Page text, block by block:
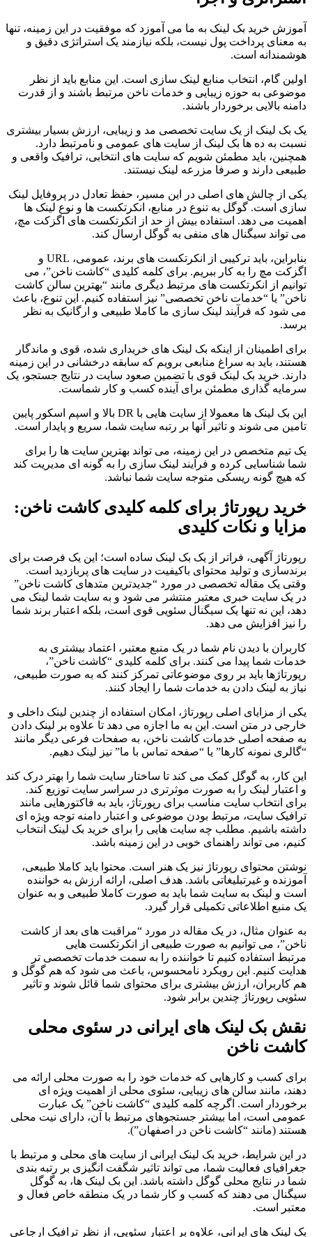
آموزش خرید بک لینک به ما می آموزد که موفقیت در این زمینه، تنها
به معنای پرداخت پول نیست، بلکه نیازمند یک استراتژی دقیق و
هوشمندانه است.
اولین گام، انتخاب منابع لینک سازی است. این منابع باید از نظر
موضوعی به حوزه زیبایی و خدمات ناخن مرتبط باشند و از قدرت
دامنه بالایی برخوردار باشند.
یک بک لینک از یک سایت تخصصی مد و زیبایی، ارزش بسیار بیشتری
نسبت به ده ها بک لینک از سایت های عمومی و نامرتبط دارد.
همچنین، باید مطمئن شویم که سایت های انتخابی، ترافیک واقعی و
طبیعی دارند و صرفا مزرعه لینک نیستند.
یکی از چالش های اصلی در این مسیر، حفظ تعادل در پروفایل لینک
سازی است. گوگل به تنوع در منابع، انکرتکست ها و نوع لینک ها
اهمیت می دهد. استفاده بیش از حد از انکرتکست های اگزکت مچ،
می تواند سیگنال های منفی به گوگل ارسال کند.
بنابراین، باید ترکیبی از انکرتکست های برند، عمومی، URL و
اگزکت مچ را به کار ببریم. برای کلمه کلیدی “کاشت ناخن”، می
توانیم از انکرتکست های مرتبط دیگری مانند “بهترین سالن کاشت
ناخن” یا “خدمات ناخن تخصصی” نیز استفاده کنیم. این تنوع، باعث
می شود که فرآیند لینک سازی ما کاملا طبیعی و ارگانیک به نظر
برسد.
برای اطمینان از اینکه بک لینک های خریداری شده، قوی و ماندگار
هستند، باید به سراغ منابعی برویم که سابقه درخشانی در این زمینه
دارند. خرید بک لینک قوی با تضمین صعود سایت در نتایج جستجو، یک
سرمایه گذاری مطمئن برای آینده کسب و کار شماست.
این بک لینک ها معمولا از سایت هایی با DR بالا و اسپم اسکور پایین
تامین می شوند و تاثیر آنها بر رتبه سایت شما، سریع و پایدار است.
یک تیم متخصص در این زمینه، می تواند بهترین سایت ها را برای
شما شناسایی کرده و فرآیند لینک سازی را به گونه ای مدیریت کند
که هیچ گونه ریسکی متوجه سایت شما نباشد.
خرید رپورتاژ برای کلمه کلیدی کاشت ناخن:
مزایا و نکات کلیدی
رپورتاژ آگهی، فراتر از یک بک لینک ساده است؛ این یک فرصت برای
برندسازی و تولید محتوای باکیفیت در سایت های پربازدید است.
وقتی یک مقاله تخصصی در مورد “جدیدترین متدهای کاشت ناخن”
در یک سایت خبری معتبر منتشر می شود و به سایت شما لینک می
دهد، این نه تنها یک سیگنال سئویی قوی است، بلکه اعتبار برند شما
را نیز افزایش می دهد.
کاربران با دیدن نام شما در یک منبع معتبر، اعتماد بیشتری به
خدمات شما پیدا می کنند. برای کلمه کلیدی “کاشت ناخن”،
رپورتاژها باید بر روی موضوعاتی تمرکز کنند که به صورت طبیعی،
نیاز به لینک دادن به خدمات شما را ایجاد کنند.
یکی از مزایای اصلی رپورتاژ، امکان استفاده از چندین لینک داخلی و
خارجی در متن است. این به ما اجازه می دهد تا علاوه بر لینک دادن
به صفحه اصلی خدمات کاشت ناخن، به صفحات فرعی دیگر مانند
“گالری نمونه کارها” یا “صفحه تماس با ما” نیز لینک دهیم.
این کار، به گوگل کمک می کند تا ساختار سایت شما را بهتر درک کند
و اعتبار لینک را به صورت موثرتری در سراسر سایت توزیع کند.
برای انتخاب سایت مناسب برای رپورتاژ، باید به فاکتورهایی مانند
ترافیک سایت، مرتبط بودن موضوعی و اعتبار دامنه توجه ویژه ای
داشته باشیم. مطلب چه سایت هایی را برای خرید بک لینک انتخاب
کنیم، می تواند راهنمای خوبی در این زمینه باشد.
نوشتن محتوای رپورتاژ نیز یک هنر است. محتوا باید کاملا طبیعی،
آموزنده و غیرتبلیغاتی باشد. هدف اصلی، ارائه ارزش به خواننده
است و لینک به سایت شما باید به صورت کاملا طبیعی و به عنوان
یک منبع اطلاعاتی تکمیلی قرار گیرد.
به عنوان مثال، در یک مقاله در مورد “مراقبت های بعد از کاشت
ناخن”، می توانیم به صورت طبیعی از انکرتکست هایی
مرتبط استفاده کنیم تا خواننده را به سمت خدمات تخصصی تر
هدایت کنیم. این رویکرد نامحسوس، باعث می شود که هم گوگل و
هم کاربران، ارزش بیشتری برای محتوای شما قائل شوند و تاثیر
سئویی رپورتاژ چندین برابر شود.
نقش بک لینک های ایرانی در سئوی محلی
کاشت ناخن
برای کسب و کارهایی که خدمات خود را به صورت محلی ارائه می
دهند، مانند سالن های زیبایی، سئوی محلی از اهمیت ویژه ای
برخوردار است. اگرچه کلمه کلیدی “کاشت ناخن” یک عبارت
عمومی است، اما بیشتر جستجوهای مرتبط با آن، دارای نیت محلی
هستند (مانند “کاشت ناخن در اصفهان”).
در این شرایط، خرید بک لینک ایرانی از سایت های محلی و مرتبط با
جغرافیای فعالیت شما، می تواند تاثیر شگفت انگیزی بر رتبه بندی
شما در نتایج محلی گوگل داشته باشد. این بک لینک ها، به گوگل
سیگنال می دهند که کسب و کار شما در یک منطقه خاص فعال و
معتبر است.
بک لینک های ایرانی، علاوه بر اعتبار سئویی، از نظر ترافیک ارجاعی